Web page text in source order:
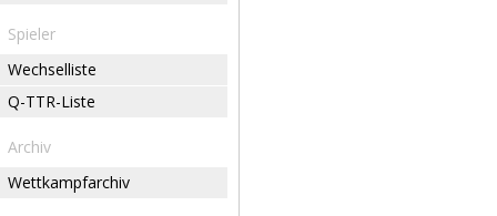
Spieler
Wechselliste
Q-TTR-Liste
Archiv
Wettkampfarchiv